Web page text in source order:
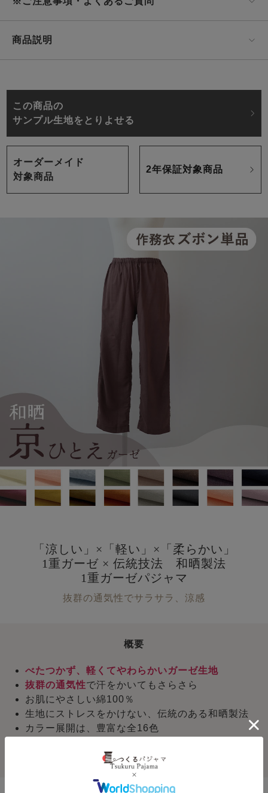
商品説明
この商品の
サンプル生地をとりよせる
オーダーメイド
対象商品
2年保証対象商品
「涼しい」×「軽い」×「柔らかい」
1重ガーゼ × 伝統技法 和晒製法
1重ガーゼパジャマ
抜群の通気性でサラサラ、涼感
概要
べたつかず、軽くてやわらかいガーゼ生地
抜群の通気性で汗をかいてもさらさら
お肌にやさしい綿100％
生地にストレスをかけない、伝統のある和晒製法
カラー展開は、豊富な全16色
かぶり長袖で冷房のお部屋でも安心